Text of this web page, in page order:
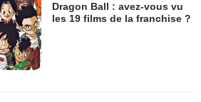
Dragon Ball : avez-vous vu
les 19 films de la franchise ?